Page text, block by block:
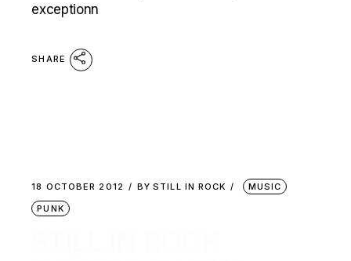
exceptionn
SHARE
18 OCTOBER 2012 BY STILL IN ROCK
MUSIC
PUNK